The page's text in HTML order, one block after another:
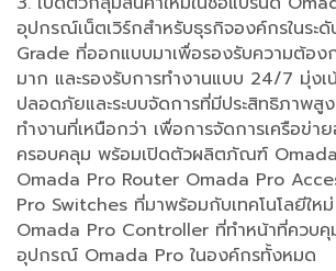
อุปกรณ์เน็ตเวิร์กสำหรับธุรกิจองค์กรในระ
Grade ที่ออกแบบมาเพื่อรองรับความต้อง
มาก และรองรับการทำงานแบบ 24/7 มุ่งเ
ปลอดภัยและระบบจัดการที่มีประสิทธิภาพ
ทำงานที่เหนือกว่า เพื่อการจัดการเครือข่า
ครอบคลุม พร้อมเปิดตัวผลิตภัณฑ์ Omada
Omada Pro Router Omada Pro
Pro Switches ที่มาพร้อมกับเทคโนโลยีให
Omada Pro Controller ที่ทำหน้าที่ควบคุ
อุปกรณ์ Omada Pro ในองค์กรทั้งหมด